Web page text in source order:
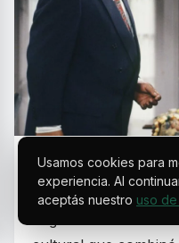
E n la década de
protagonizadas
Usamos cookies para
experiencia. Al
aceptás nuestro uso